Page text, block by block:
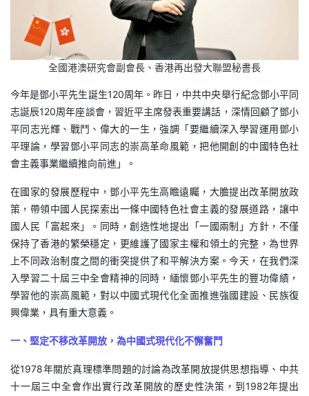
全國港澳研究會副會長、香港再出發大聯盟秘書長
今年是鄧小平先生誕生120周年。昨日，中共中央舉行紀念鄧小平同
志誕辰120周年座談會，習近平主席發表重要講話，深情回顧了鄧小
平同志光輝、戰鬥、偉大的一生，強調「要繼續深入學習運用鄧小
平理論，學習鄧小平同志的崇高革命風範，把他開創的中國特色社
會主義事業繼續推向前進」。
在國家的發展歷程中，鄧小平先生高瞻遠矚，大膽提出改革開放政
策，帶領中國人民探索出一條中國特色社會主義的發展道路，讓中
國人民「富起來」。同時，創造性地提出「一國兩制」方針，不僅
保持了香港的繁榮穩定，更維護了國家主權和領土的完整，為世界
上不同政治制度之間的衝突提供了和平解決方案。今天，在我們深
入學習二十屆三中全會精神的同時，緬懷鄧小平先生的豐功偉績，
學習他的崇高風範，對以中國式現代化全面推進強國建設、民族復
興偉業，具有重大意義。
一、堅定不移改革開放，為中國式現代化不懈奮鬥
從1978年關於真理標準問題的討論為改革開放提供思想指導、中共
十一屆三中全會作出實行改革開放的歷史性決策，到1982年提出